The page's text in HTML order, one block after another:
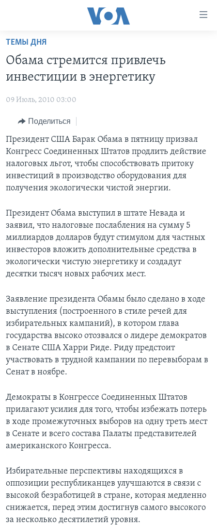
Перейти
основной
контент
навигации
Перейти
поиск
ГЛАВНОЕ
НОВОСТИ ЗА МИНУТУ
ИТОГИ
ПОЧЕМУ ЭТО ВАЖНО?
ДИСКУССИЯ VOA
ДЕТАЛИ
НЬЮ-ЙОРК NEW YORK
АМЕРИКА. БОЛЬШОЕ ПУТЕШЕСТВИЕ
УЧИМ АНГЛИЙСКИЙ
НАША АМЕРИКАНСКАЯ ИСТОРИЯ
А КАК В АМЕРИКЕ?
АРТЕФАКТЫ
АМЕРИКАНСКИЕ ГОРОДКИ
ТЕСТЫ
ЭКСПЕРТИЗА
ИНТЕРВЬЮ
ФАКТЫ ПРОТИВ ФЕЙКОВ
ЗА СВОБОДУ ПРЕССЫ
УЧИМ АНГЛИЙСКИЙ
ВИДЕО
ПОДПИСКА НА НОВОСТИ
Learning English
СОЦИАЛЬНЫЕ СЕТИ
ТЕМЫ ДНЯ
Обама стремится привлечь
инвестиции в энергетику
09 Июль, 2010 03:00
Поделиться
Президент США Барак Обама в пятницу призвал
Конгресс Соединенных Штатов продлить действие
налоговых льгот, чтобы способствовать притоку
инвестиций в производство оборудования для
получения экологически чистой энергии.
Президент Обама выступил в штате Невада и
заявил, что налоговые послабления на сумму 5
миллиардов долларов будут стимулом для частных
инвесторов вложить дополнительные средства в
экологически чистую энергетику и создадут
десятки тысяч новых рабочих мест.
Заявление президента Обамы было сделано в ходе
выступления (построенного в стиле речей для
избирательных кампаний), в котором глава
государства высоко отозвался о лидере демократов
в Сенате США Харри Риде. Риду предстоит
участвовать в трудной кампании по перевыборам в
Сенат в ноябре.
Демократы в Конгрессе Соединенных Штатов
прилагают усилия для того, чтобы избежать потерь
в ходе промежуточных выборов на одну треть мест
в Сенате и всего состава Палаты представителей
американского Конгресса.
Избирательные перспективы находящихся в
оппозиции республиканцев улучшаются в связи с
высокой безработицей в стране, которая медленно
снижается, перед этим достигнув самого высокого
за несколько десятилетий уровня.